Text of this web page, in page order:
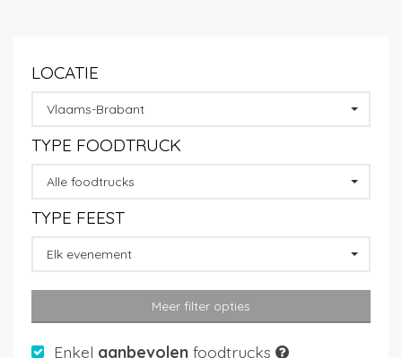
LOCATIE
Vlaams-Brabant
TYPE FOODTRUCK
Alle foodtrucks
TYPE FEEST
Elk evenement
Meer filter opties
Enkel aanbevolen foodtrucks